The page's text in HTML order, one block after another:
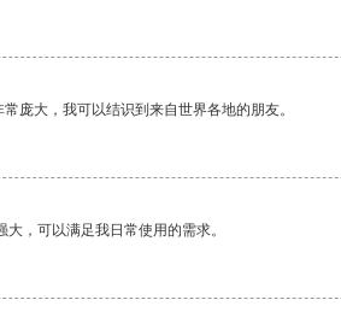
庞大，我可以结识到来自世界各地的朋友。
，可以满足我日常使用的需求。